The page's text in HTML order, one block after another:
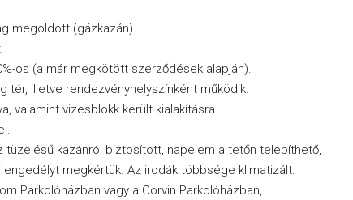
megoldott (gázkazán).
os (a már megkötött szerződések alapján).
tér, illetve rendezvényhelyszínként működik.
valamint vizesblokk került kialakításra.
kazánról biztosított, napelem a tetőn telepíthető,
megkértük. Az irodák többsége klimatizált.
Parkolóházban vagy a Corvin Parkolóházban,